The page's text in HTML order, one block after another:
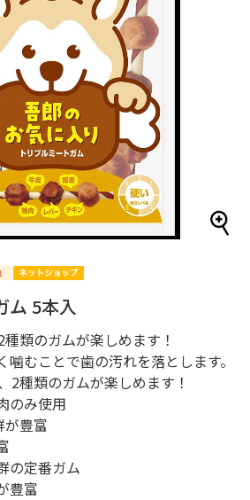
ム 5本入
類のガムが楽しめます！
噛むことで歯の汚れを落とします。
2種類のガムが楽しめます！
のみ使用
が豊富
の定番ガム
豊富